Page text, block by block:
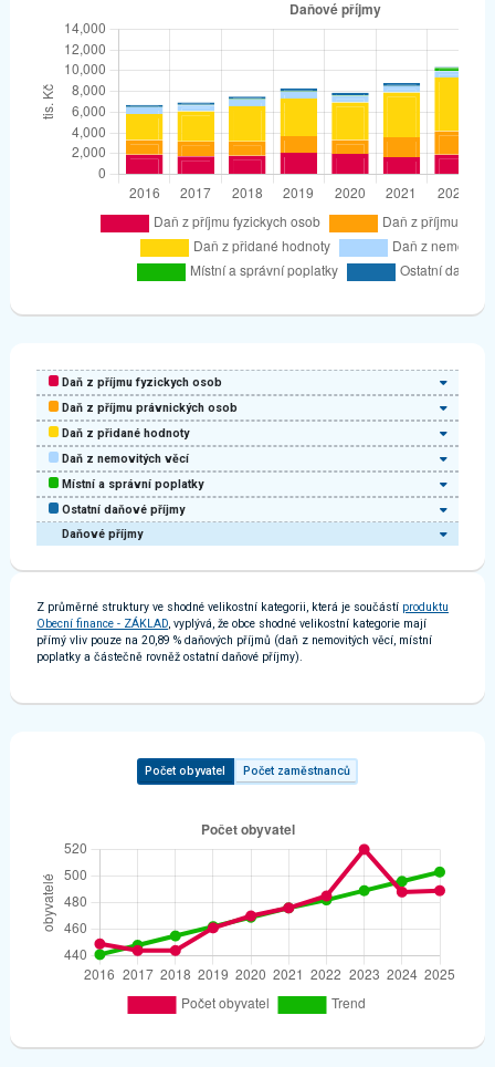
Daňové příjmy
Daň z příjmu fyzickych osob
Daň z příjmu právnických osob
Daň z přidané hodnoty
Daň z nemovitých věcí
Místní a správní poplatky
Ostatní daňové příjmy
Z průměrné struktury ve shodné velikostní kategorii, která je součástí produktu
Obecní finance - ZÁKLAD , vyplývá, že obce shodné velikostní kategorie mají
přímý vliv pouze na 20,89 % daňových příjmů (daň z nemovitých věcí, místní
poplatky a částečně rovněž ostatní daňové příjmy).
Počet obyvatel Počet zaměstnanců